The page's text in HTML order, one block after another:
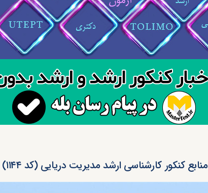
منابع کنکور کارشناسی ارشد مدیریت دریایی (کد ۱۱۴۴)